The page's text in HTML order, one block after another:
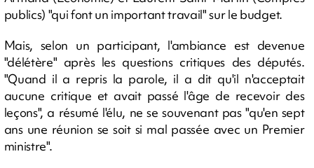
publics) "qui font un important travail" sur le budget.
Mais, selon un participant, l'ambiance est devenue
"délétère" après les questions critiques des députés.
"Quand il a repris la parole, il a dit qu'il n'acceptait
aucune critique et avait passé l'âge de recevoir des
leçons", a résumé l'élu, ne se souvenant pas "qu'en sept
ans une réunion se soit si mal passée avec un Premier
ministre".